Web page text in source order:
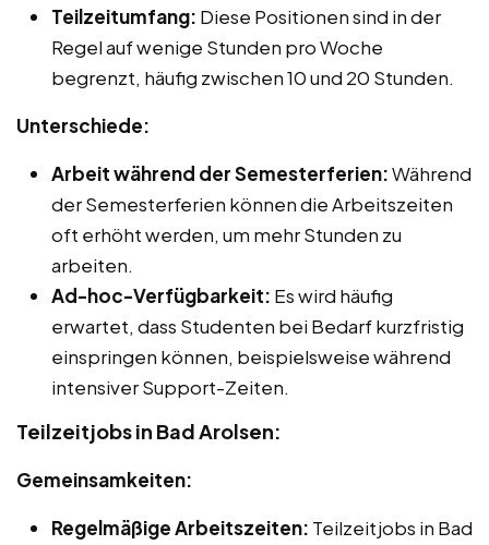
Teilzeitumfang: Diese Positionen sind in der
Regel auf wenige Stunden pro Woche
begrenzt, häufig zwischen 10 und 20 Stunden.
Unterschiede:
Arbeit während der Semesterferien:Während
der Semesterferien können die Arbeitszeiten
oft erhöht werden, um mehr Stunden zu
arbeiten.
Ad-hoc-Verfügbarkeit: Es wird häufig
erwartet, dass Studenten bei Bedarf kurzfristig
einspringen können, beispielsweise während
intensiver Support-Zeiten.
Teilzeitjobs in Bad Arolsen:
Gemeinsamkeiten:
Regelmäßige Arbeitszeiten: Teilzeitjobs in Bad